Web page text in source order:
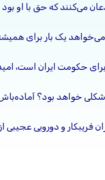
می‌کنند که حق با او
یک بار برای
حکومت ایران است،
خواهد بود؟
فریبکار و دورویی عجیبی